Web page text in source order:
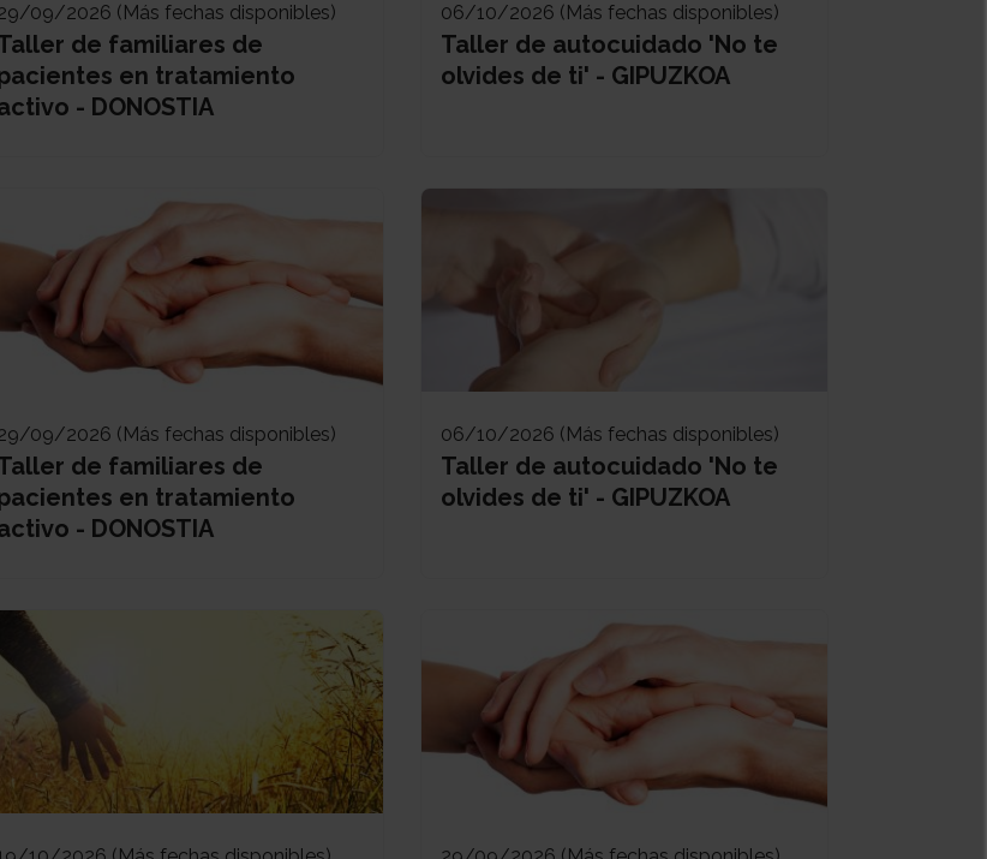
09/2026 (Más fechas disponibles)
de familiares de
en tratamiento
- DONOSTIA
06/10/2026 (Más fechas disponibles)
Taller de autocuidado 'No te
olvides de ti' - GIPUZKOA
09/2026 (Más fechas disponibles)
de familiares de
en tratamiento
- DONOSTIA
06/10/2026 (Más fechas disponibles)
Taller de autocuidado 'No te
olvides de ti' - GIPUZKOA